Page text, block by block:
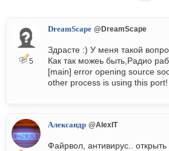
5
DreamScape @DreamScape
Здрасте :) У меня такой
Как так можеь быть,Радио
[main] error opening source
other process is using this
Александр @AlexIT
Файрвол, антивирус.. открыть